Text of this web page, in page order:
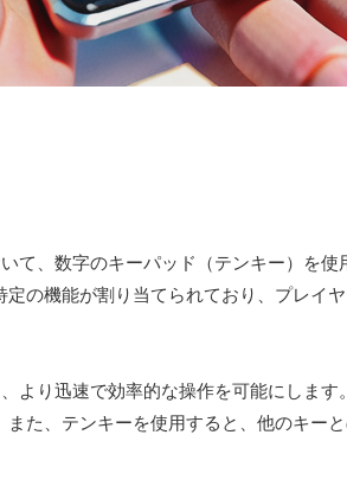
て、数字のキーパッド（テンキー）を
の機能が割り当てられており、プレイ
より迅速で効率的な操作を可能にしま
た、テンキーを使用すると、他のキー